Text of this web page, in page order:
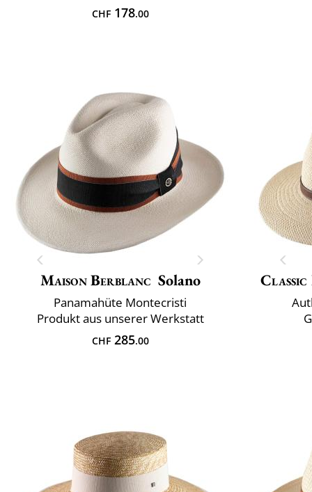
CHF178.00
Maison Berblanc Solano
Panamahüte Montecristi
Produkt aus unserer Werkstatt
CHF285.00